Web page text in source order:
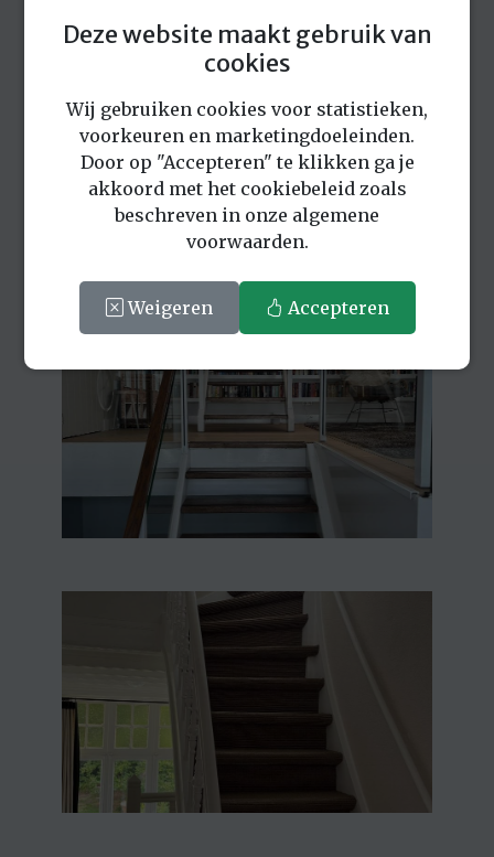
Deze website maakt gebruik van
cookies
Wij gebruiken cookies voor statistieken,
voorkeuren en marketingdoeleinden.
Door op "Accepteren" te klikken ga je
akkoord met het cookiebeleid zoals
beschreven in onze algemene
voorwaarden.
Weigeren Accepteren